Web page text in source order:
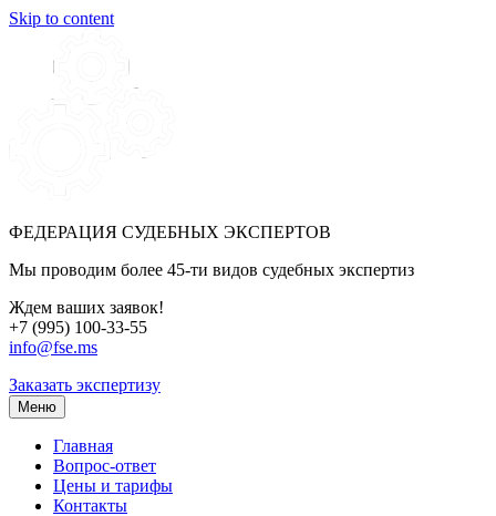
Skip to content
ФЕДЕРАЦИЯ СУДЕБНЫХ ЭКСПЕРТОВ
Мы проводим более 45-ти видов судебных экспертиз
Ждем ваших заявок!
+7 (995) 100-33-55
info@fse.ms
Заказать экспертизу
Меню
Главная
Вопрос-ответ
Цены и тарифы
Контакты